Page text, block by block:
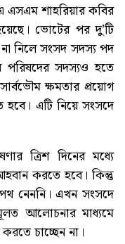
এসএম শাহরিয়ার কবির
ভোটের পর দু’টি
নিলে সংসদ সদস্য পদ
পরিষদের সদস্যও হতে
ক্ষমতার প্রয়োগ
এটি নিয়ে সংসদে
ত্রিশ দিনের মধ্যে
করতে হবে। কিন্তু
নেননি। এখন সংসদে
আলোচনার মাধ্যমে
চাচ্ছেন না।